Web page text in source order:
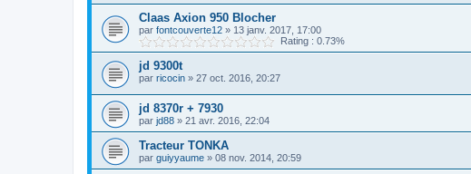
Claas Axion 950 Blocher
par fontcouverte12 » 13 janv. 2017, 17:00
Rating : 0.73%
jd 9300t
par ricocin » 27 oct. 2016, 20:27
jd 8370r + 7930
par jd88 » 21 avr. 2016, 22:04
Tracteur TONKA
par guiyyaume » 08 nov. 2014, 20:59